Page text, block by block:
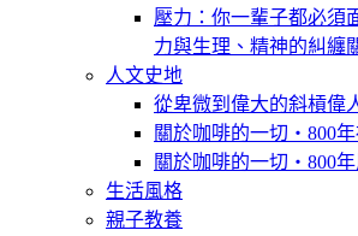
壓力：你一輩子都必須
力與生理、精神的糾纏
人文史地
從卑微到偉大的斜槓偉
關於咖啡的一切‧800
關於咖啡的一切‧800
生活風格
親子教養